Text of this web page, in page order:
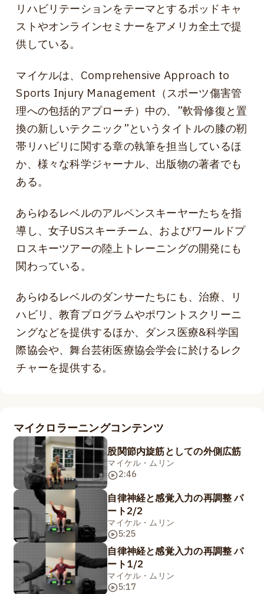
リハビリテーションをテーマとするポッドキャ
ストやオンラインセミナーをアメリカ全土で提
供している。
マイケルは、Comprehensive Approach to
Sports Injury Management（スポーツ傷害管
理への包括的アプローチ）中の、”軟骨修復と置
換の新しいテクニック”というタイトルの膝の靭
帯リハビリに関する章の執筆を担当しているほ
か、様々な科学ジャーナル、出版物の著者でも
ある。
あらゆるレベルのアルペンスキーヤーたちを指
導し、女子USスキーチーム、およびワールドプ
ロスキーツアーの陸上トレーニングの開発にも
関わっている。
あらゆるレベルのダンサーたちにも、治療、リ
ハビリ、教育プログラムやポワントスクリーニ
ングなどを提供するほか、ダンス医療&科学国
際協会や、舞台芸術医療協会学会に於けるレク
チャーを提供する。
マイクロラーニングコンテンツ
股関節内旋筋としての外側広筋
マイケル・ムリン
2:46
自律神経と感覚入力の再調整 パ
ート2/2
マイケル・ムリン
5:25
自律神経と感覚入力の再調整 パ
ート1/2
マイケル・ムリン
5:17